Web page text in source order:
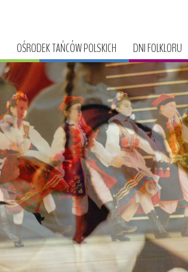
OŚRODEK TAŃCÓW POLSKICH DNI FOLKLORU